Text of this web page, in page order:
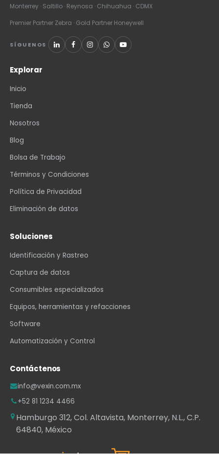
Monterrey · Saltillo · Reynosa · Chihuahua · CDMX
Premier Partner Zebra · Gold Partner Honeywell
SÍGUENOS
Explorar
Inicio
Tienda
Nosotros
Blog
Bolsa de Trabajo
Términos y Condiciones
Política de Privacidad
Eliminación de datos
Soluciones
Identificación y Rastreo
Captura de datos
Consumibles especializados
Equipos, herramientas y refacciones
Software
Automatización y Control
Contáctenos
info@vexin.com.mx
+52 81 1234 4466
Hamburgo 312, Col. Altavista, Monterrey, N.L., C.P.
64840, México